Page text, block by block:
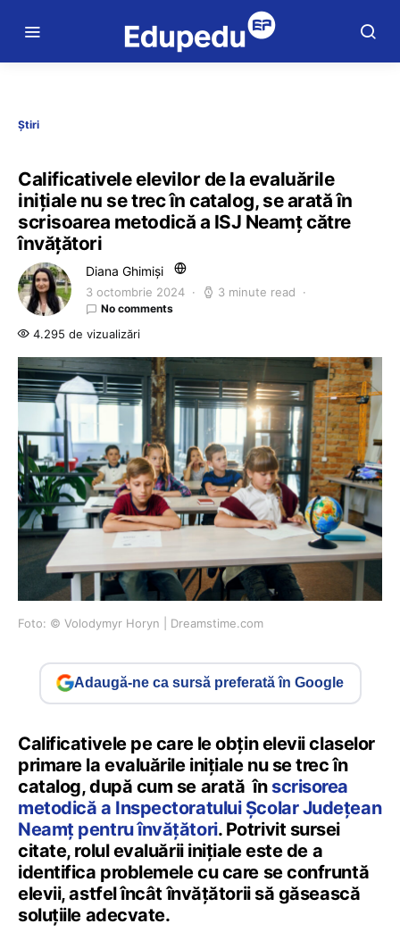
Știri
Calificativele elevilor de la evaluările
inițiale nu se trec în catalog, se arată în
scrisoarea metodică a ISJ Neamț către
învățători
Diana Ghimiși
3 octombrie 2024 3 minute read
No comments
4.295 de vizualizări
Foto: © Volodymyr Horyn | Dreamstime.com
Adaugă-ne ca sursă preferată în Google
Calificativele pe care le obțin elevii claselor
primare la evaluările inițiale nu se trec în
catalog, după cum se arată în scrisorea
metodică a Inspectoratului Școlar Județean
Neamț pentru învățători. Potrivit sursei
citate, rolul evaluării inițiale este de a
identifica problemele cu care se confruntă
elevii, astfel încât învățătorii să găsească
soluțiile adecvate.